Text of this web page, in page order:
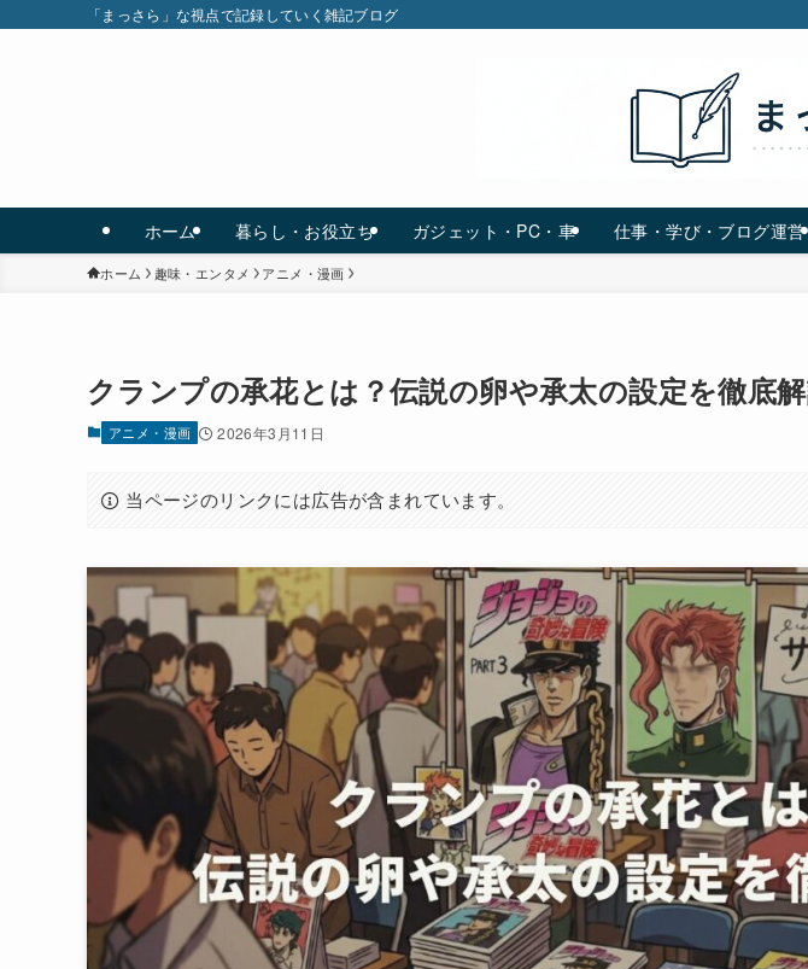
「まっさら」な視点で記録していく雑記ブログ
ホーム 暮らし・お役立ち ガジェット・PC・車 仕事・学び・ブログ運営
ホーム 趣味・エンタメ アニメ・漫画
クランプの承花とは？伝説の卵や承太の設定を徹底
アニメ・漫画 2026年3月11日
当ページのリンクには広告が含まれています。